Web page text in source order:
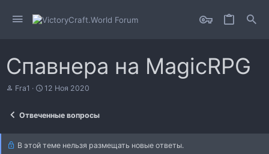
Спавнера на MagicRPG
А
е
Fra1
Д
а
ч
12 Ноя 2020
Отвеченные вопросы
В этой теме нельзя размещать новые ответы.